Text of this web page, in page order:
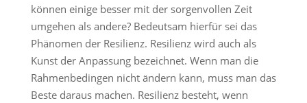
können einige besser mit der sorgenvollen Zeit
umgehen als andere? Bedeutsam hierfür sei das
Phänomen der Resilienz. Resilienz wird auch als
Kunst der Anpassung bezeichnet. Wenn man die
Rahmenbedingen nicht ändern kann, muss man das
Beste daraus machen. Resilienz besteht, wenn